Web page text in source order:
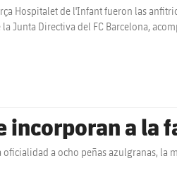
Hospitalet de l'Infant fueron las
Junta Directiva del FC Barcelona,
incorporan a la
a ocho peñas azulgranas, la